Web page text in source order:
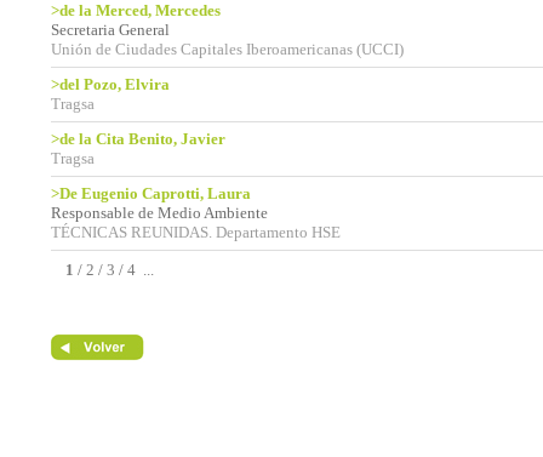
>de la Merced, Mercedes
Secretaria General
Unión de Ciudades Capitales Iberoamericanas (UCCI)
>del Pozo, Elvira
Tragsa
>de la Cita Benito, Javier
Tragsa
>De Eugenio Caprotti, Laura
Responsable de Medio Ambiente
TÉCNICAS REUNIDAS. Departamento HSE
1 / 2 / 3 / 4 ...